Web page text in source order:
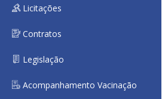
Licitações
Contratos
Legislação
Acompanhamento Vacinação